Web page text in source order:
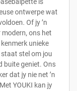
ontwerpe wat
Of jy ’n
modern, ons het
unieke
stel om jou
buite geniet. Ons
dat jy nie net ’n
YOUKI kan jy